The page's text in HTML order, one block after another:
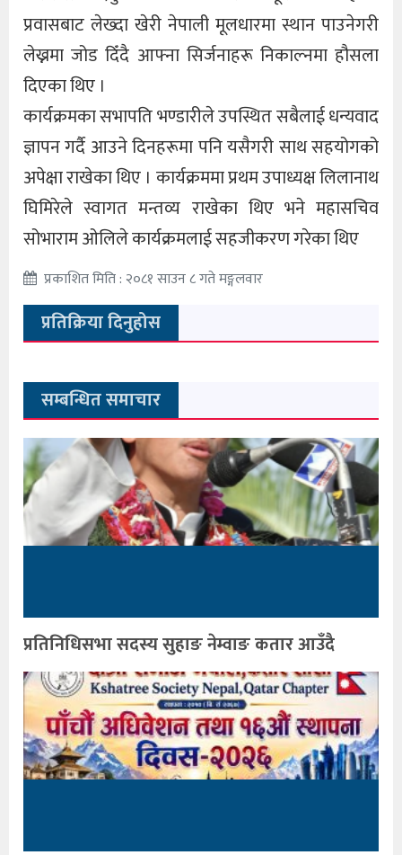
प्रवासबाट लेख्दा खेरी नेपाली मूलधारमा स्थान पाउनेगरी
लेख्नमा जोड दिँदै आफ्ना सिर्जनाहरू निकाल्नमा हौसला
दिएका थिए ।
कार्यक्रमका सभापति भण्डारीले उपस्थित सबैलाई धन्यवाद
ज्ञापन गर्दै आउने दिनहरूमा पनि यसैगरी साथ सहयोगको
अपेक्षा राखेका थिए । कार्यक्रममा प्रथम उपाध्यक्ष लिलानाथ
घिमिरेले स्वागत मन्तव्य राखेका थिए भने महासचिव
सोभाराम ओलिले कार्यक्रमलाई सहजीकरण गरेका थिए
प्रकाशित मिति : २०८१ साउन ८ गते मङ्गलवार
प्रतिक्रिया दिनुहोस
सम्बन्धित समाचार
प्रतिनिधिसभा सदस्य सुहाङ नेम्वाङ कतार आउँदै